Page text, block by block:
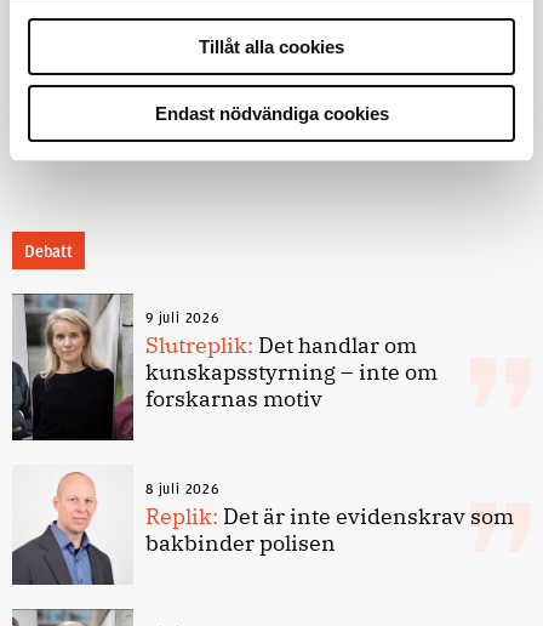
Tillåt alla cookies
Endast nödvändiga cookies
4 juni 2026
Polisregionen erkänner fel: ”Kommer
att rättas till”
Debatt
9 juli 2026
Slutreplik: Det handlar om
kunskapsstyrning – inte om
forskarnas motiv
8 juli 2026
Replik: Det är inte evidenskrav som
bakbinder polisen